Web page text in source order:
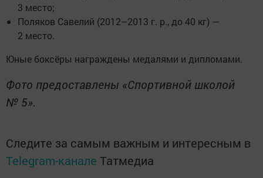
3 место;
Поляков Савелий (2012–2013 г. р., до 40 кг) —
2 место.
Юные боксёры награждены медалями и дипломами.
Фото предоставлены «Спортивной школой
№ 5».
Следите за самым важным и интересным в
Telegram-канале Татмедиа